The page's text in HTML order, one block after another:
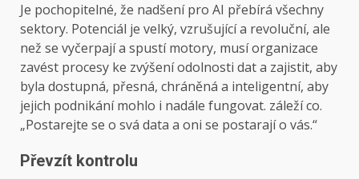
Je pochopitelné, že nadšení pro AI přebírá všechny
sektory. Potenciál je velký, vzrušující a revoluční, ale
než se vyčerpají a spustí motory, musí organizace
zavést procesy ke zvýšení odolnosti dat a zajistit, aby
byla dostupná, přesná, chráněná a inteligentní, aby
jejich podnikání mohlo i nadále fungovat. záleží co.
„Postarejte se o svá data a oni se postarají o vás.“
Převzít kontrolu